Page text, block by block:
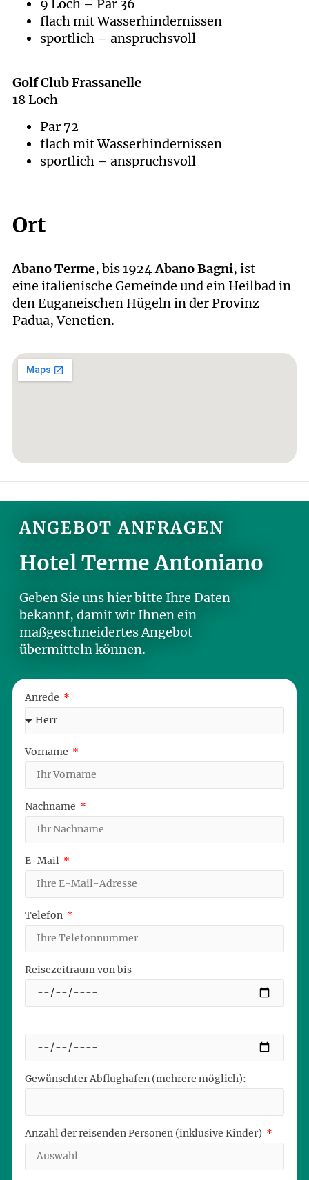
9 Loch – Par 36
flach mit Wasserhindernissen
sportlich – anspruchsvoll
Golf Club Frassanelle
18 Loch
Par 72
flach mit Wasserhindernissen
sportlich – anspruchsvoll
Ort
Abano Terme, bis 1924Abano Bagni, ist
eine italienische Gemeinde und ein Heilbad in
den Euganeischen Hügeln in der Provinz
Padua, Venetien.
ANGEBOT ANFRAGEN
Hotel Terme Antoniano
Geben Sie uns hier bitte Ihre Daten
bekannt, damit wir Ihnen ein
maßgeschneidertes Angebot
übermitteln können.
Anrede
Vorname
Nachname
E-Mail
Telefon
Reisezeitraum von bis
Gewünschter Abflughafen (mehrere möglich):
Anzahl der reisenden Personen (inklusive Kinder)